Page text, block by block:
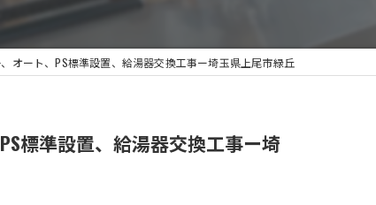
ビルトイン食洗機
浴室換気扇
、オート、PS標準設置、給湯器交換工事ー埼玉県上尾市緑丘
PS標準設置、給湯器交換工事ー埼